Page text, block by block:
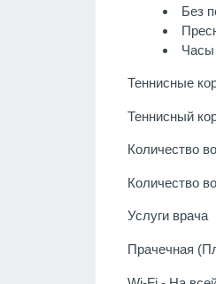
Без
Часы
Теннисные
Теннисный
Количество
Количество
Услуги врача
Прачечная